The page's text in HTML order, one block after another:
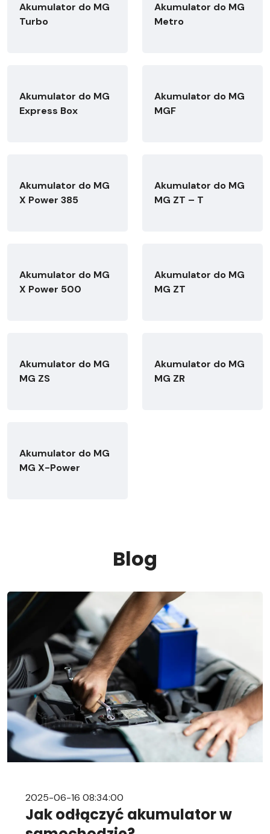
Akumulator do MG
Turbo
Akumulator do MG
Metro
Akumulator do MG
Express Box
Akumulator do MG
MGF
Akumulator do MG
X Power 385
Akumulator do MG
MG ZT – T
Akumulator do MG
X Power 500
Akumulator do MG
MG ZT
Akumulator do MG
MG ZS
Akumulator do MG
MG ZR
Akumulator do MG
MG X-Power
Blog
2025-06-16 08:34:00
Jak odłączyć akumulator w